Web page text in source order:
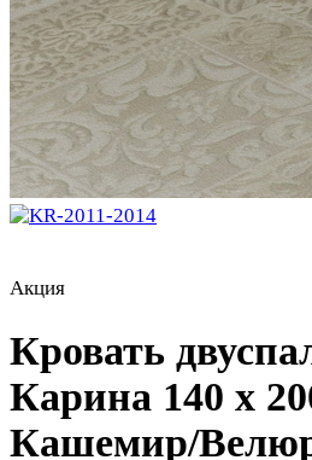
Акция
Кровать
Карина 140 х
Кашемир/